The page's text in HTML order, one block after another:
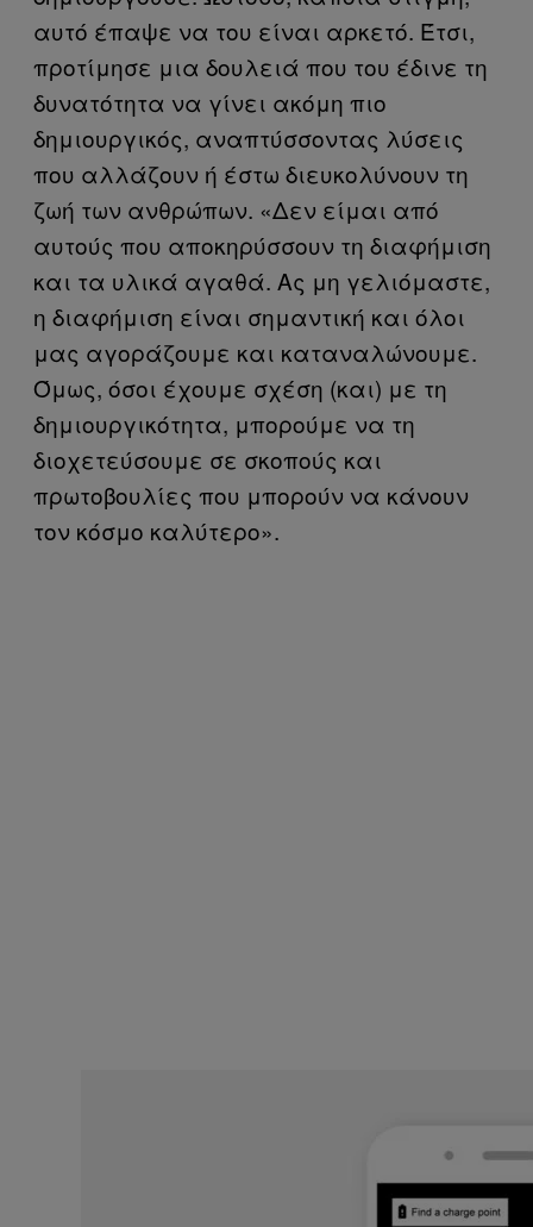
αυτό έπαψε να του είναι αρκετό. Έτσι,
προτίμησε μια δουλειά που του έδινε τη
δυνατότητα να γίνει ακόμη πιο
δημιουργικός, αναπτύσσοντας λύσεις
που αλλάζουν ή έστω διευκολύνουν τη
ζωή των ανθρώπων. «Δεν είμαι από
αυτούς που αποκηρύσσουν τη διαφήμιση
και τα υλικά αγαθά. Ας μη γελιόμαστε,
η διαφήμιση είναι σημαντική και όλοι
μας αγοράζουμε και καταναλώνουμε.
Όμως, όσοι έχουμε σχέση (και) με τη
δημιουργικότητα, μπορούμε να τη
διοχετεύσουμε σε σκοπούς και
πρωτοβουλίες που μπορούν να κάνουν
τον κόσμο καλύτερο».